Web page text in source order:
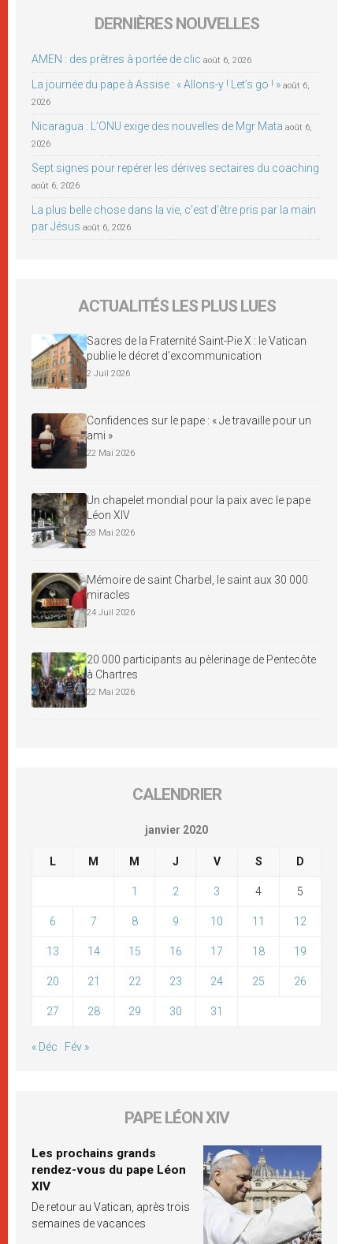
DERNIÈRES NOUVELLES
AMEN : des prêtres à portée de clic août 6, 2026
La journée du pape à Assise : « Allons-y ! Let’s go ! » août 6,
2026
Nicaragua : L’ONU exige des nouvelles de Mgr Mata août 6,
2026
Sept signes pour repérer les dérives sectaires du coaching
août 6, 2026
La plus belle chose dans la vie, c’est d’être pris par la main
par Jésus août 6, 2026
ACTUALITÉS LES PLUS LUES
Sacres de la Fraternité Saint-Pie X : le Vatican
publie le décret d’excommunication
2 Juil 2026
Confidences sur le pape : « Je travaille pour un
ami »
22 Mai 2026
Un chapelet mondial pour la paix avec le pape
Léon XIV
28 Mai 2026
Mémoire de saint Charbel, le saint aux 30 000
miracles
24 Juil 2026
20 000 participants au pèlerinage de Pentecôte
à Chartres
22 Mai 2026
CALENDRIER
janvier 2020
L M M J V S D
1 2 3 4 5
6 7 8 9 10 11 12
13 14 15 16 17 18 19
20 21 22 23 24 25 26
27 28 29 30 31
« Déc Fév »
PAPE LÉON XIV
Les prochains grands
rendez-vous du pape Léon
XIV
De retour au Vatican, après trois
semaines de vacances